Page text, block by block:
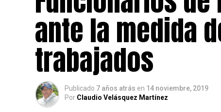
ante la medida
trabajados
Publicado 7 años atrás en 14 noviembre, 2019
Por Claudio Velásquez Martínez